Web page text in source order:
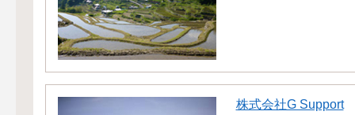
株式会社G Support